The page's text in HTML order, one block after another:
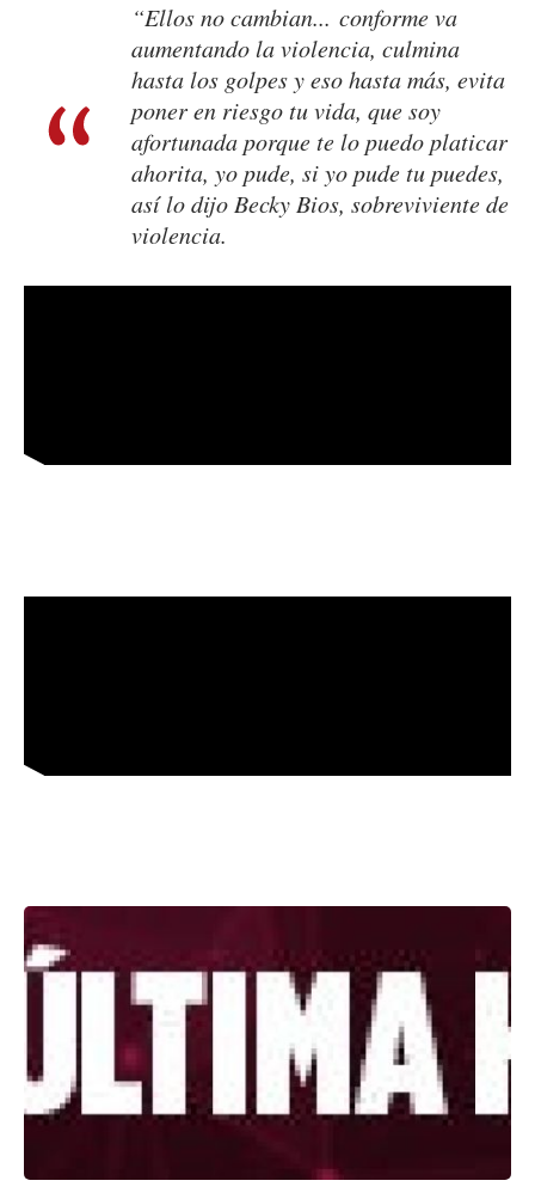
“Ellos no cambian... conforme va
aumentando la violencia, culmina
hasta los golpes y eso hasta más, evita
poner en riesgo tu vida, que soy
afortunada porque te lo puedo platicar
ahorita, yo pude, si yo pude tu puedes,
así lo dijo Becky Bios, sobreviviente de
violencia.